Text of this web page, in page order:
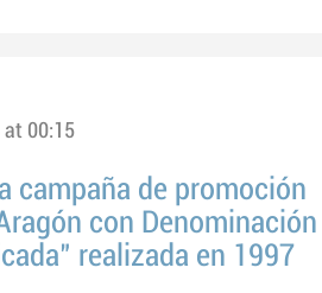
00:15
campaña de promoción
con
realizada en 1997